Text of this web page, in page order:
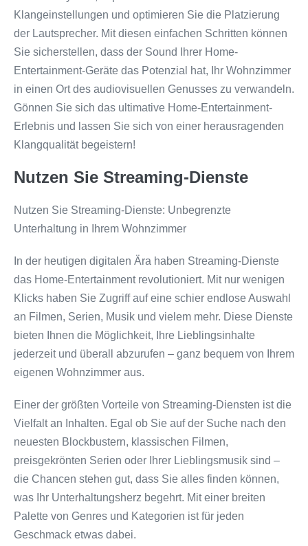
Klangeinstellungen und optimieren Sie die Platzierung
der Lautsprecher. Mit diesen einfachen Schritten können
Sie sicherstellen, dass der Sound Ihrer Home-
Entertainment-Geräte das Potenzial hat, Ihr Wohnzimmer
in einen Ort des audiovisuellen Genusses zu verwandeln.
Gönnen Sie sich das ultimative Home-Entertainment-
Erlebnis und lassen Sie sich von einer herausragenden
Klangqualität begeistern!
Nutzen Sie Streaming-Dienste
Nutzen Sie Streaming-Dienste: Unbegrenzte
Unterhaltung in Ihrem Wohnzimmer
In der heutigen digitalen Ära haben Streaming-Dienste
das Home-Entertainment revolutioniert. Mit nur wenigen
Klicks haben Sie Zugriff auf eine schier endlose Auswahl
an Filmen, Serien, Musik und vielem mehr. Diese Dienste
bieten Ihnen die Möglichkeit, Ihre Lieblingsinhalte
jederzeit und überall abzurufen – ganz bequem von Ihrem
eigenen Wohnzimmer aus.
Einer der größten Vorteile von Streaming-Diensten ist die
Vielfalt an Inhalten. Egal ob Sie auf der Suche nach den
neuesten Blockbustern, klassischen Filmen,
preisgekrönten Serien oder Ihrer Lieblingsmusik sind –
die Chancen stehen gut, dass Sie alles finden können,
was Ihr Unterhaltungsherz begehrt. Mit einer breiten
Palette von Genres und Kategorien ist für jeden
Geschmack etwas dabei.